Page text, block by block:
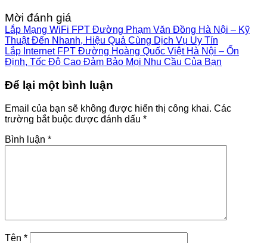
Mời đánh giá
Lắp Mạng WiFi FPT Đường Phạm Văn Đồng Hà Nội – Kỹ
Thuật Đến Nhanh, Hiệu Quả Cùng Dịch Vụ Uy Tín
Lắp Internet FPT Đường Hoàng Quốc Việt Hà Nội – Ổn
Định, Tốc Độ Cao Đảm Bảo Mọi Nhu Cầu Của Bạn
Để lại một bình luận
Email của bạn sẽ không được hiển thị công khai. Các
trường bắt buộc được đánh dấu *
Bình luận *
Tên *